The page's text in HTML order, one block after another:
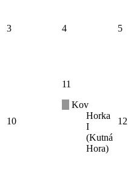
3 4 5
10
11
Kov
Horka
I
(Kutná
Hora)
12